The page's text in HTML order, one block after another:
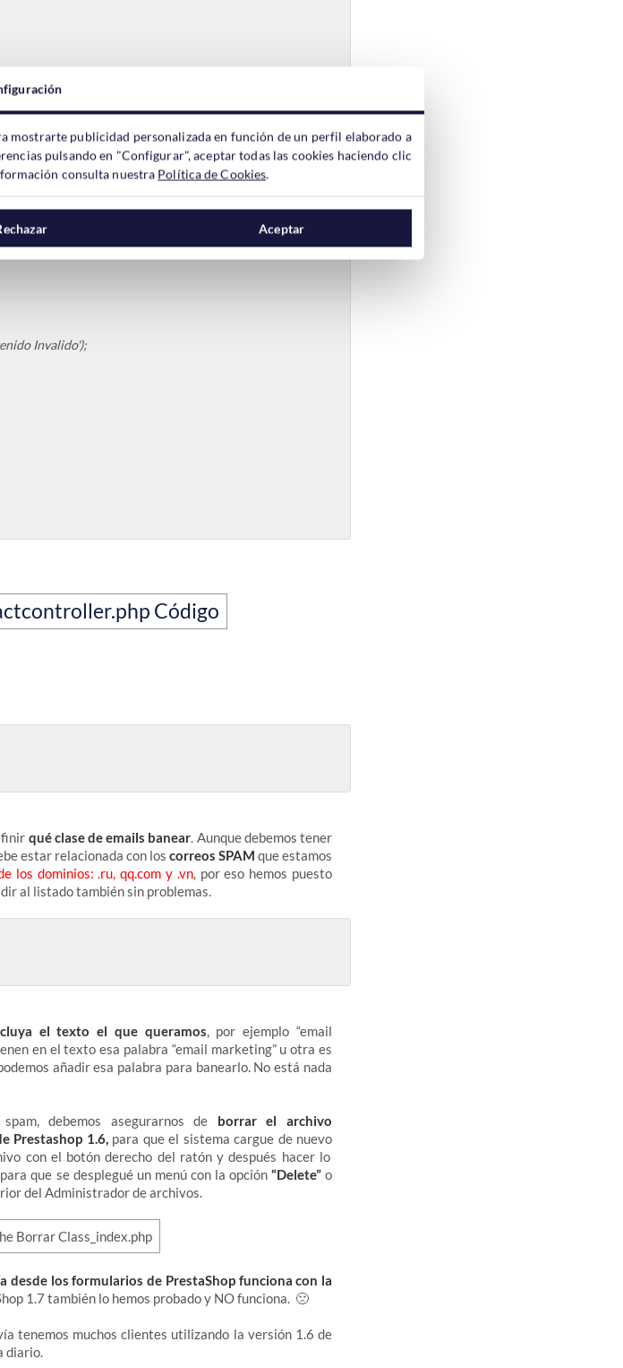
Invalido');
qué clase de emails banear. Aunque debemos tener
estar relacionada con los correos SPAM que estamos
los dominios: .ru, qq.com y .vn, por eso hemos puesto
al listado también sin problemas.
el texto el que queramos, por ejemplo “email
en el texto esa palabra “email marketing” u otra es
añadir esa palabra para banearlo. No está nada
debemos asegurarnos de borrar el archivo
Prestashop 1.6,para que el sistema cargue de nuevo
con el botón derecho del ratón y después hacer lo
que se desplegué un menú con la opción“Delete”o
del Administrador de archivos.
desde los formularios de PrestaShop funciona con la
1.7 también lo hemos probado y NO funciona. 🙁
tenemos muchos clientes utilizando la versión 1.6 de
diario.
mostrarte publicidad personalizada en función de un perfil elaborado a
pulsando en "Configurar", aceptar todas las cookies haciendo clic
consulta nuestra Política de Cookies.
Aceptar